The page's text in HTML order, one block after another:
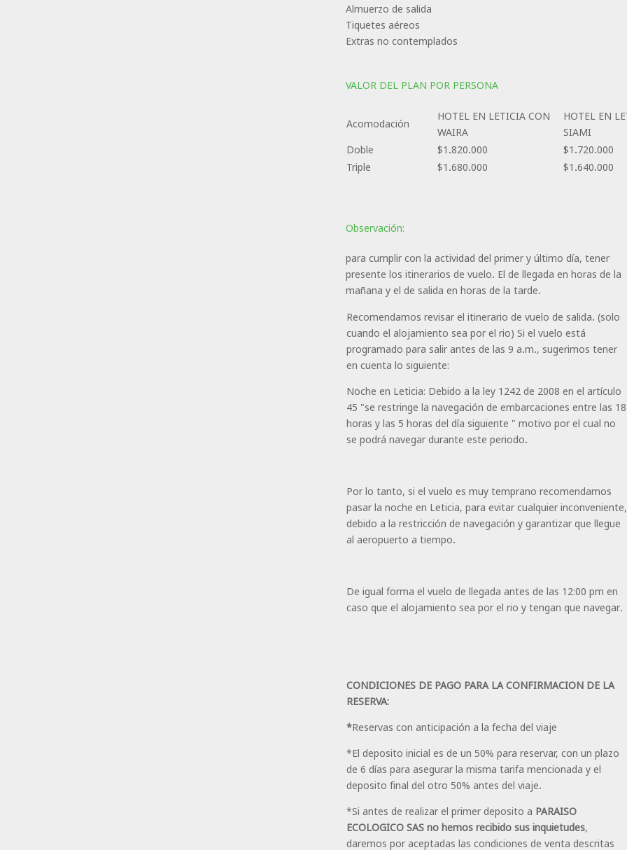
Almuerzo de salida
Tiquetes aéreos
Extras no contemplados
VALOR DEL PLAN POR PERSONA
Acomodación
HOTEL EN LETICIA CON
WAIRA
HOTEL EN
SIAMI
Doble
$1.820.000
$1.720.000
Triple
$1.680.000 $1.640.000
Observación:
para cumplir con la actividad del primer y último día, tener
presente los itinerarios de vuelo. El de llegada en horas de la
mañana y el de salida en horas de la tarde.
Recomendamos revisar el itinerario de vuelo de salida. (solo
cuando el alojamiento sea por el rio) Si el vuelo está
programado para salir antes de las 9 a.m., sugerimos tener
en cuenta lo siguiente:
Noche en Leticia: Debido a la ley 1242 de 2008 en el artículo
45 "se restringe la navegación de embarcaciones entre las 18
horas y las 5 horas del día siguiente " motivo por el cual no
se podrá navegar durante este periodo.
Por lo tanto, si el vuelo es muy temprano recomendamos
pasar la noche en Leticia, para evitar cualquier inconveniente,
debido a la restricción de navegación y garantizar que llegue
al aeropuerto a tiempo.
De igual forma el vuelo de llegada antes de las 12:00 pm en
caso que el alojamiento sea por el rio y tengan que navegar.
CONDICIONES DE PAGO PARA LA CONFIRMACION DE LA
RESERVA:
*Reservas con anticipación a la fecha del viaje
*El deposito inicial es de un 50% para reservar, con un plazo
de 6 días para asegurar la misma tarifa mencionada y el
deposito final del otro 50% antes del viaje.
*Si antes de realizar el primer deposito a PARAISO
ECOLOGICO SAS no hemos recibido sus inquietudes,
daremos por aceptadas las condiciones de venta descritas